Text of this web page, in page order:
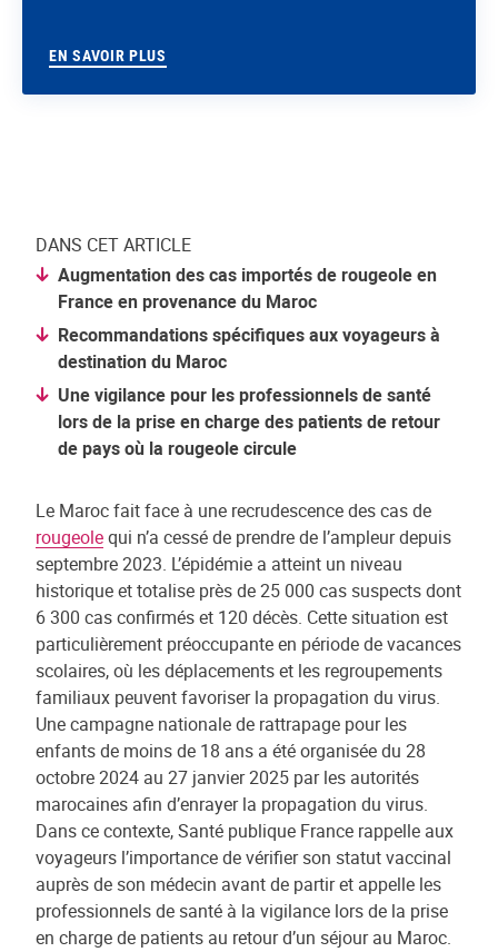
EN SAVOIR PLUS
DANS CET ARTICLE
Augmentation des cas importés de rougeole en
France en provenance du Maroc
Recommandations spécifiques aux voyageurs à
destination du Maroc
Une vigilance pour les professionnels de santé
lors de la prise en charge des patients de retour
de pays où la rougeole circule
Le Maroc fait face à une recrudescence des cas de
rougeolequi n’a cessé de prendre de l’ampleur depuis
septembre 2023. L’épidémie a atteint un niveau
historique et totalise près de 25 000 cas suspects dont
6 300 cas confirmés et 120 décès. Cette situation est
particulièrement préoccupante en période de vacances
scolaires, où les déplacements et les regroupements
familiaux peuvent favoriser la propagation du virus.
Une campagne nationale de rattrapage pour les
enfants de moins de 18 ans a été organisée du 28
octobre 2024 au 27 janvier 2025 par les autorités
marocaines afin d’enrayer la propagation du virus.
Dans ce contexte, Santé publique France rappelle aux
voyageurs l’importance de vérifier son statut vaccinal
auprès de son médecin avant de partir et appelle les
professionnels de santé à la vigilance lors de la prise
en charge de patients au retour d’un séjour au Maroc.